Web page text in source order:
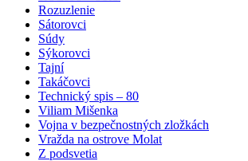
Rozuzlenie
Sátorovci
Súdy
Sýkorovci
Tajní
Takáčovci
Technický spis – 80
Viliam Mišenka
Vojna v bezpečnostných zložkách
Vražda na ostrove Molat
Z podsvetia